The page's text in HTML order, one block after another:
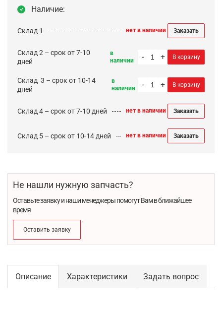
Наличие:
Склад 1 нет в наличии Заказать
Склад 2 – срок от 7-10
дней
в
наличии
- + В корзину
Cклад 3 – срок от 10-14
дней
в
наличии
- + В корзину
Склад 4 – срок от 7-10 дней нет в наличии Заказать
Склад 5 – срок от 10-14 дней нет в наличии Заказать
Не нашли нужную запчасть?
Оставьте заявку и наши менеджеры помогут Вам в ближайшее
время
Оставить заявку
Описание Характеристики Задать вопрос